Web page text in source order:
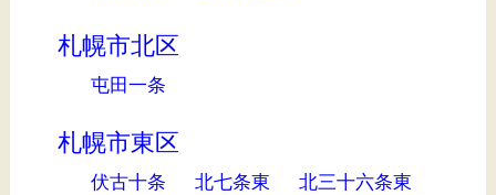
札幌市北区
屯田一条
札幌市東区
伏古十条 北七条東
北三十六条東